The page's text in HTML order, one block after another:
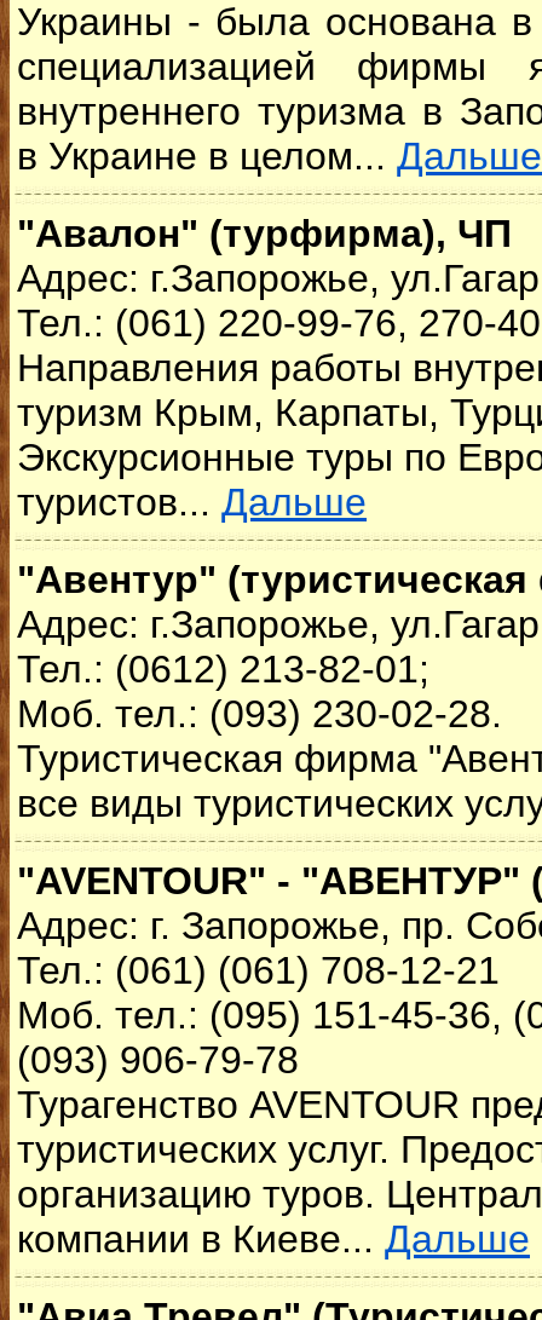
Украины - была основана в
специализацией фирмы
внутреннего туризма в
в Украине в целом... Дальше
"Авалон" (турфирма), ЧП
Адрес: г.Запорожье,
Тел.: (061) 220-99-76, 270-
Направления работы
туризм Крым, Карпаты,
Экскурсионные туры по
туристов... Дальше
"Авентур"
Адрес: г.Запорожье,
Тел.: (0612) 213-82-01;
Моб. тел.: (093) 230-02-28.
Туристическая фирма
все виды туристических
"AVENTOUR" - "АВЕНТУР"
Адрес: г. Запорожье, пр.
Тел.: (061) (061) 708-12-21
Моб. тел.: (095) 151-45-36,
(093) 906-79-78
Турагенство AVENTOUR
туристических услуг.
организацию туров.
компании в Киеве... Дальше